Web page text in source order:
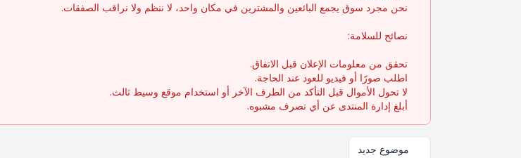
نحن مجرد سوق يجمع البائعين والمشترين في مكان واحد، لا ننظم ولا نراقب الصفقات.
نصائح للسلامة:
تحقق من معلومات الإعلان قبل الاتفاق.
اطلب صورًا أو فيديو للعود عند الحاجة.
لا تحول الأموال قبل التأكد من الطرف الآخر أو استخدام موقع وسيط ثالث.
أبلغ إدارة المنتدى عن أي تصرف مشبوه.
موضوع جديد